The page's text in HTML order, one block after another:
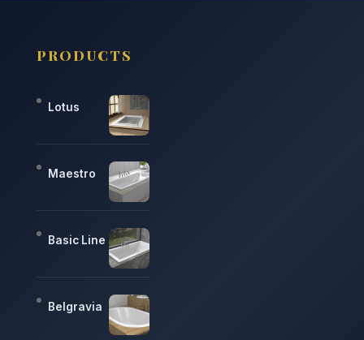
PRODUCTS
Lotus
Maestro
Basic Line
Belgravia